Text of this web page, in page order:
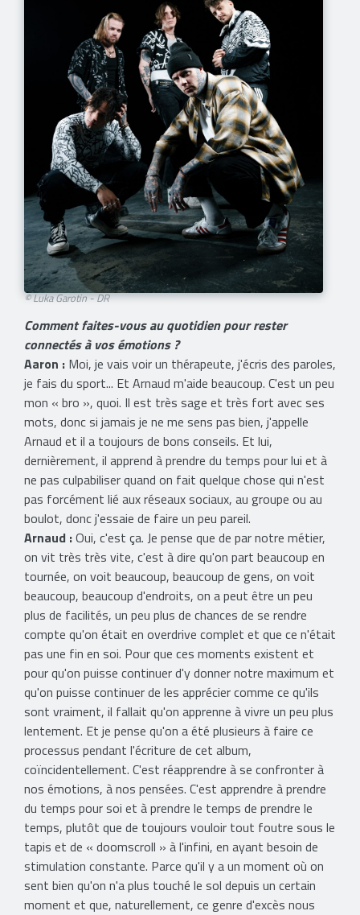
© Luka Garotin - DR
Comment faites-vous au quotidien pour rester
connectés à vos émotions ?
Aaron : Moi, je vais voir un thérapeute, j'écris des paroles,
je fais du sport... Et Arnaud m'aide beaucoup. C'est un peu
mon « bro », quoi. Il est très sage et très fort avec ses
mots, donc si jamais je ne me sens pas bien, j'appelle
Arnaud et il a toujours de bons conseils. Et lui,
dernièrement, il apprend à prendre du temps pour lui et à
ne pas culpabiliser quand on fait quelque chose qui n'est
pas forcément lié aux réseaux sociaux, au groupe ou au
boulot, donc j'essaie de faire un peu pareil.
Arnaud :Oui, c'est ça. Je pense que de par notre métier,
on vit très très vite, c'est à dire qu'on part beaucoup en
tournée, on voit beaucoup, beaucoup de gens, on voit
beaucoup, beaucoup d'endroits, on a peut être un peu
plus de facilités, un peu plus de chances de se rendre
compte qu'on était en overdrive complet et que ce n'était
pas une fin en soi. Pour que ces moments existent et
pour qu'on puisse continuer d'y donner notre maximum et
qu'on puisse continuer de les apprécier comme ce qu'ils
sont vraiment, il fallait qu'on apprenne à vivre un peu plus
lentement. Et je pense qu'on a été plusieurs à faire ce
processus pendant l'écriture de cet album,
coïncidentellement. C'est réapprendre à se confronter à
nos émotions, à nos pensées. C'est apprendre à prendre
du temps pour soi et à prendre le temps de prendre le
temps, plutôt que de toujours vouloir tout foutre sous le
tapis et de « doomscroll » à l'infini, en ayant besoin de
stimulation constante. Parce qu'il y a un moment où on
sent bien qu'on n'a plus touché le sol depuis un certain
moment et que, naturellement, ce genre d'excès nous